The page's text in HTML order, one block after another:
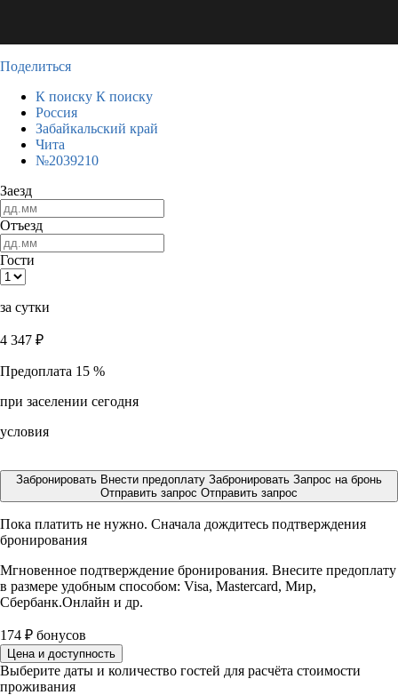
Поделиться
К поиску К поиску
Россия
Забайкальский край
Чита
№2039210
Заезд
Отъезд
Гости
за сутки
4 347 ₽
Предоплата 15 %
при заселении сегодня
условия
Забронировать Внести предоплату Забронировать Запрос на бронь
Отправить запрос Отправить запрос
Пока платить не нужно. Сначала дождитесь подтверждения
бронирования
Мгновенное подтверждение бронирования. Внесите предоплату
в размере удобным способом: Visa, Mastercard, Мир,
Сбербанк.Онлайн и др.
174 ₽ бонусов
Цена и доступность
Выберите даты и количество гостей для расчёта стоимости
проживания